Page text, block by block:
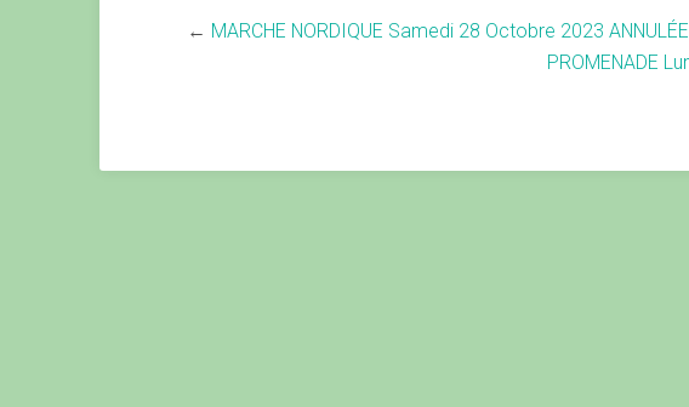
← MARCHE NORDIQUE Samedi 28 Octobre 2023 ANNULÉE
PROMENADE